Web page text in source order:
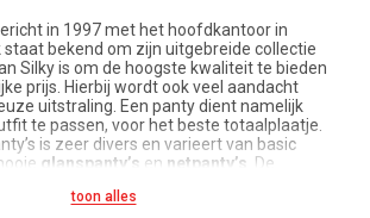
in 1997 met het hoofdkantoor in
staat bekend om zijn uitgebreide collectie
Silky is om de hoogste kwaliteit te bieden
prijs. Hierbij wordt ook veel aandacht
uitstraling. Een panty dient namelijk
te passen, voor het beste totaalplaatje.
is zeer divers en varieert van basic
glanspanty’s en netpanty’s . De
zijn verkrijgbaar met of zonder voet, in
toon alles